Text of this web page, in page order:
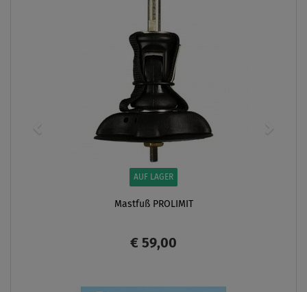
AUF LAGER
Mastfuß PROLIMIT
€ 59,00